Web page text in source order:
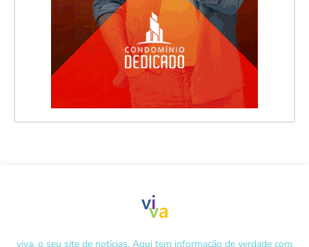
viva, o seu site de notícias. Aqui tem informação de verdade com